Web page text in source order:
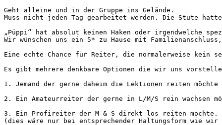
Geht alleine und in der Gruppe ins Gelände.
Muss nicht jeden Tag gearbeitet werden. Die Stute
„Püppi“ hat absolut keinen Haken oder irgendwelche
Wir wünschen uns ein 5* zu Hause mit
Eine echte Chance für Reiter, die normalerweise kein
Es gibt mehrere denkbare Optionen die wir uns
1. Jemand der gerne daheim die Lektionen reiten
2. Ein Amateurreiter der gerne in L/M/S rein wachsen
3. Ein Profireiter der M & S direkt los reiten möchte.
(dies wäre nur bei entsprechender Haltungsform wie